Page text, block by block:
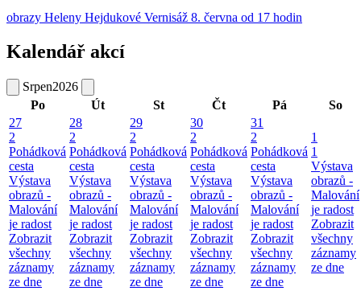
obrazy Heleny Hejdukové Vernisáž 8. června od 17 hodin
Kalendář akcí
Srpen2026
Po
Út St Čt Pá
So
27
2
Pohádková
cesta
Výstava
obrazů -
Malování
je radost
Zobrazit
všechny
záznamy
ze dne
28
2
Pohádková
cesta
Výstava
obrazů -
Malování
je radost
Zobrazit
všechny
záznamy
ze dne
29
2
Pohádková
cesta
Výstava
obrazů -
Malování
je radost
Zobrazit
všechny
záznamy
ze dne
30
2
Pohádková
cesta
Výstava
obrazů -
Malování
je radost
Zobrazit
všechny
záznamy
ze dne
31
2
Pohádková
cesta
Výstava
obrazů -
Malování
je radost
Zobrazit
všechny
záznamy
ze dne
1
1
Výstava
obrazů -
Malování
je radost
Zobrazit
všechny
záznamy
ze dne